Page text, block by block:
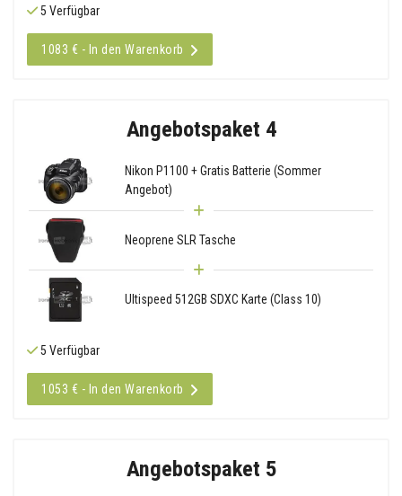
5 Verfügbar
1083 € - In den Warenkorb
Angebotspaket 4
Nikon P1100 + Gratis Batterie (Sommer
Angebot)
Neoprene SLR Tasche
Ultispeed 512GB SDXC Karte (Class 10)
5 Verfügbar
1053 € - In den Warenkorb
Angebotspaket 5